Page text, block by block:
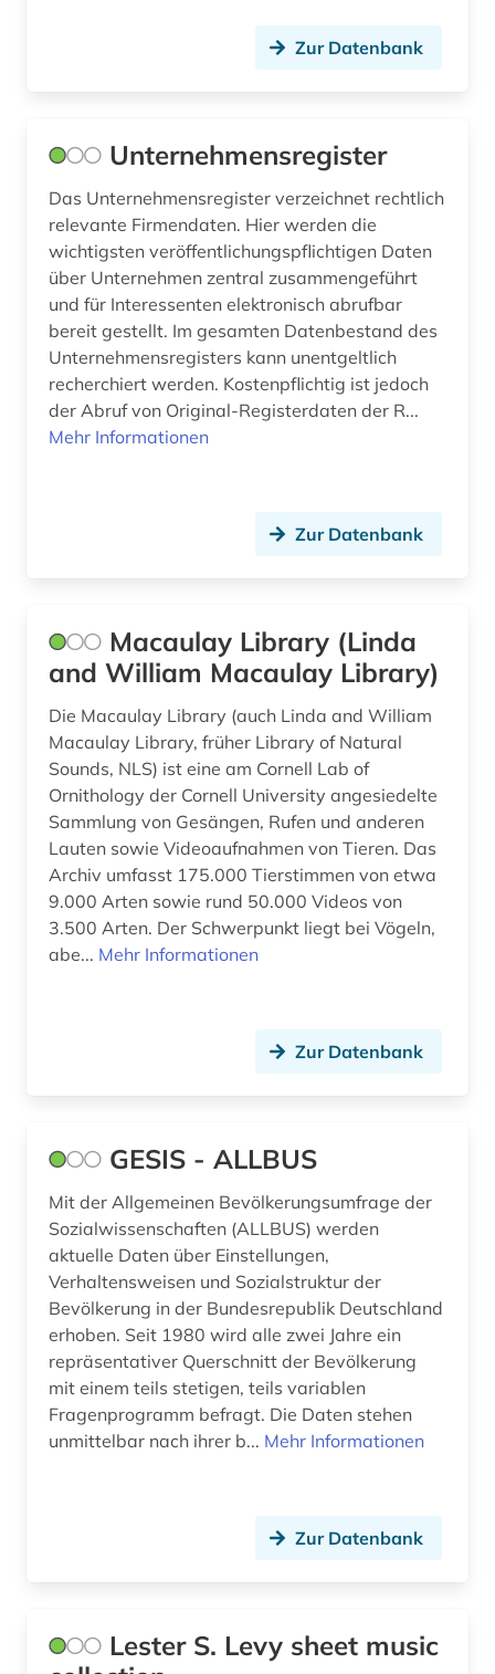
auswanderungspolitik (1)
ausweis (1)
ausweisung (1)
autobiographie (1)
außenhandel (8)
außenhandel mit industriegütern (3)
außenpolitik (2)
außenwirtschaftspolitik (1)
außerschulische bildung (1)
avantgarde (1)
baden-württemberg (8)
baden-württemberg. landesversorgungsamt
baden-württemberg (1)
bakterien (1)
balkanromanistik (1)
banken (1)
bankwesen (2)
bantusprachen (1)
bargheer (1)
bat-wert (1)
bauabrechnung (1)
baugeräte (1)
Zur Datenbank
Unternehmensregister
Das Unternehmensregister verzeichnet rechtlich
relevante Firmendaten. Hier werden die
wichtigsten veröffentlichungspflichtigen Daten
über Unternehmen zentral zusammengeführt
und für Interessenten elektronisch abrufbar
bereit gestellt. Im gesamten Datenbestand des
Unternehmensregisters kann unentgeltlich
recherchiert werden. Kostenpflichtig ist jedoch
der Abruf von Original-Registerdaten der R...
Mehr Informationen
Zur Datenbank
Macaulay Library (Linda
and William Macaulay Library)
Die Macaulay Library (auch Linda and William
Macaulay Library, früher Library of Natural
Sounds, NLS) ist eine am Cornell Lab of
Ornithology der Cornell University angesiedelte
Sammlung von Gesängen, Rufen und anderen
Lauten sowie Videoaufnahmen von Tieren. Das
Archiv umfasst 175.000 Tierstimmen von etwa
9.000 Arten sowie rund 50.000 Videos von
3.500 Arten. Der Schwerpunkt liegt bei Vögeln,
abe... Mehr Informationen
Zur Datenbank
GESIS - ALLBUS
Mit der Allgemeinen Bevölkerungsumfrage der
Sozialwissenschaften (ALLBUS) werden
aktuelle Daten über Einstellungen,
Verhaltensweisen und Sozialstruktur der
Bevölkerung in der Bundesrepublik Deutschland
erhoben. Seit 1980 wird alle zwei Jahre ein
repräsentativer Querschnitt der Bevölkerung
mit einem teils stetigen, teils variablen
Fragenprogramm befragt. Die Daten stehen
unmittelbar nach ihrer b... Mehr Informationen
Zur Datenbank
Lester S. Levy sheet music